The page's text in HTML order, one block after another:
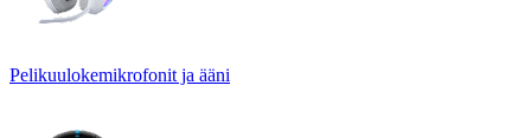
Pelikuulokemikrofonit ja ääni